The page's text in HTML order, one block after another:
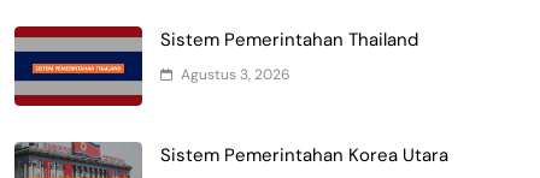
Sistem Pemerintahan Thailand
Agustus 3, 2026
Sistem Pemerintahan Korea Utara